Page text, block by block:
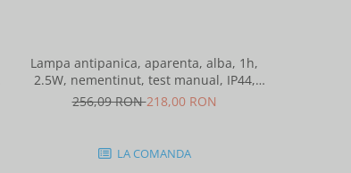
Lampa antipanica, aparenta, alba, 1h,
2.5W, nementinut, test manual, IP44,
lentile punct de siguranta, Intelight
256,09 RON218,00 RON
LA COMANDA